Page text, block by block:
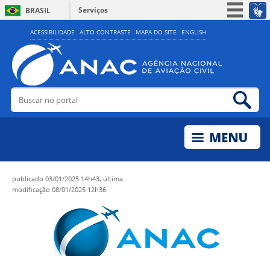
ACESSIBILIDADE ALTO CONTRASTE MAPA DO SITE ENGLISH
BRASIL
Serviços
Simplifique!
Acesso à informação
Legislação
Buscar no portal
publicado 03/01/2025 14h43, última
modificação 08/01/2025 12h36